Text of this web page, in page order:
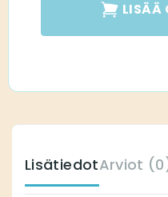
LISÄÄ
LisätiedotArviot